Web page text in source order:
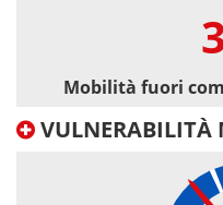
Mobilità fuori
VULNERABILITÀ